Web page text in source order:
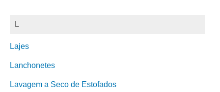
L
Lajes
Lanchonetes
Lavagem a Seco de Estofados